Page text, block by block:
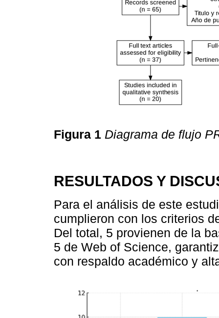
Figura 1 Diagrama de flujo
RESULTADOS Y
Para el análisis de este
cumplieron con los criterios
Del total, 5 provienen de la
5 de Web of Science,
con respaldo académico y